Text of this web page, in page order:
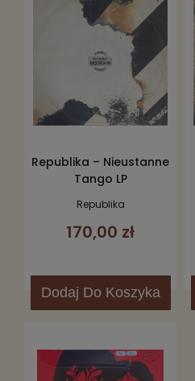
Republika – Nieustanne
Tango LP
Republika
170,00 zł
Dodaj Do Koszyka